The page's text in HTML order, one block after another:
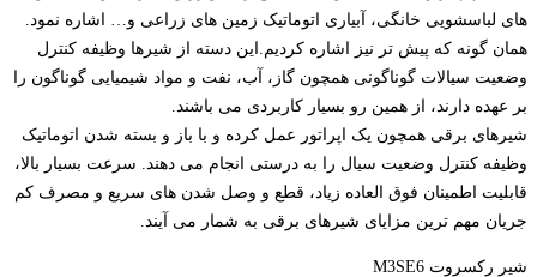
های لباسشویی خانگی، آبیاری اتوماتیک زمین های زراعی و… اشاره نمود.
همان گونه که پیش تر نیز اشاره کردیم.این دسته از شیرها وظیفه کنترل
وضعیت سیالات گوناگونی همچون گاز، آب، نفت و مواد شیمیایی گوناگون را
بر عهده دارند، از همین رو بسیار کاربردی می باشند.
شیرهای برقی همچون یک اپراتور عمل کرده و با باز و بسته شدن اتوماتیک
وظیفه کنترل وضعیت سیال را به درستی انجام می دهند. سرعت بسیار بالا،
قابلیت اطمینان فوق العاده زیاد، قطع و وصل شدن های سریع و مصرف کم
جریان مهم ترین مزایای شیرهای برقی به شمار می آیند.
شیر رکسروت M3SE6